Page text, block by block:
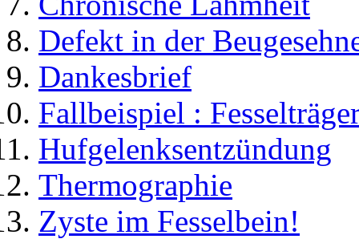
Defekt in der
Dankesbrief
Fallbeispiel :
Hufgelenksentzündung
Thermographie
Zyste im Fesselbein!